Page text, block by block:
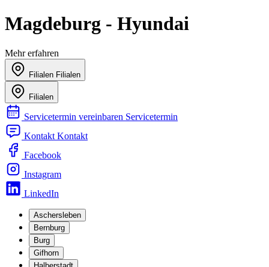
Magdeburg - Hyundai
Mehr erfahren
Filialen Filialen
Filialen
Servicetermin vereinbaren Servicetermin
Kontakt Kontakt
Facebook
Instagram
LinkedIn
Aschersleben
Bernburg
Burg
Gifhorn